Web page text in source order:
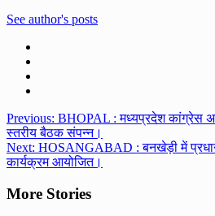
See author's posts
Post
navigation
Previous: BHOPAL : मध्यप्रदेश कांग्रेस
स्तरीय बैठक संपन्न।
Next: HOSANGABAD : बनखेड़ी में
कार्यक्रम आयोजित।
More Stories